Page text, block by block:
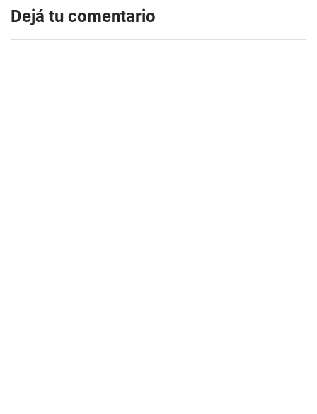
Dejá tu comentario